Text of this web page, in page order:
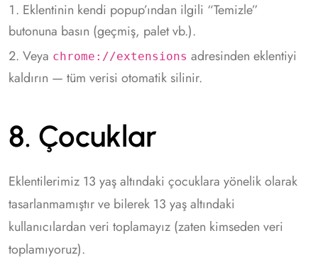
Eklentinin kendi popup’ından ilgili “Temizle”
butonuna basın (geçmiş, palet vb.).
Veya chrome://extensions adresinden eklentiyi
kaldırın — tüm verisi otomatik silinir.
8. Çocuklar
Eklentilerimiz 13 yaş altındaki çocuklara yönelik olarak
tasarlanmamıştır ve bilerek 13 yaş altındaki
kullanıcılardan veri toplamayız (zaten kimseden veri
toplamıyoruz).